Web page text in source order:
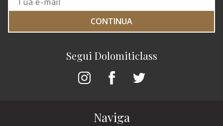
Segui Dolomiticlass
CONTINUA
Naviga